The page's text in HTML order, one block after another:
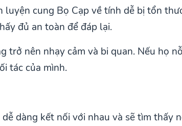
luyện cung Bọ Cạp về tính dễ bị tổn
đủ an toàn để đáp lại.
trở nên nhạy cảm và bi quan. Nếu họ
tác của mình.
dàng kết nối với nhau và sẽ tìm thấy